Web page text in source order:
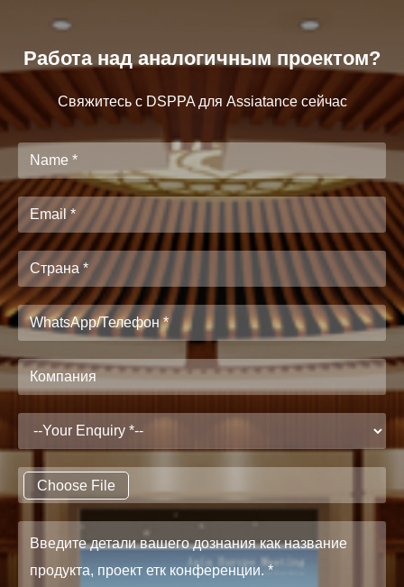
Работа над аналогичным проектом?
Свяжитесь с DSPPA для Assiatance сейчас
Choose File